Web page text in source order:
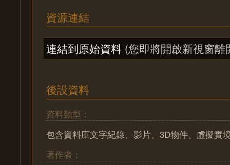
資源連結
連結到原始資料 (您即將開啟新視窗離
後設資料
資料類型：
包含資料庫文字紀錄、影片、3D物件、虛擬實
著作者：